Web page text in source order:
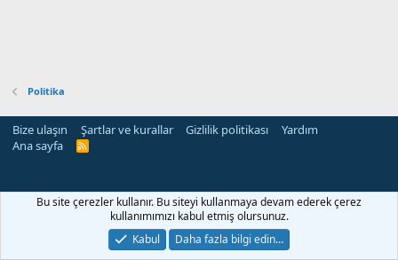
Politika
Bize ulaşın Şartlar ve kurallar Gizlilik politikası
Yardım
Ana sayfa
R
siteleri
Bu site çerezler kullanır. Bu siteyi kullanmaya devam ederek çerez
kullanımımızı kabul etmiş olursunuz.
Kabul
Daha fazla bilgi edin…